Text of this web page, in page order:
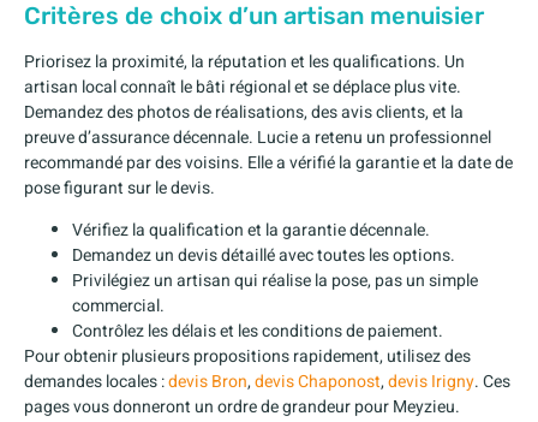
Critères de choix d’un artisan menuisier
Priorisez la proximité, la réputation et les qualifications. Un
artisan local connaît le bâti régional et se déplace plus vite.
Demandez des photos de réalisations, des avis clients, et la
preuve d’assurance décennale. Lucie a retenu un professionnel
recommandé par des voisins. Elle a vérifié la garantie et la date de
pose figurant sur le devis.
Vérifiez la qualification et la garantie décennale.
Demandez un devis détaillé avec toutes les options.
Privilégiez un artisan qui réalise la pose, pas un simple
commercial.
Contrôlez les délais et les conditions de paiement.
Pour obtenir plusieurs propositions rapidement, utilisez des
demandes locales :devis Bron,devis Chaponost,devis Irigny. Ces
pages vous donneront un ordre de grandeur pour Meyzieu.